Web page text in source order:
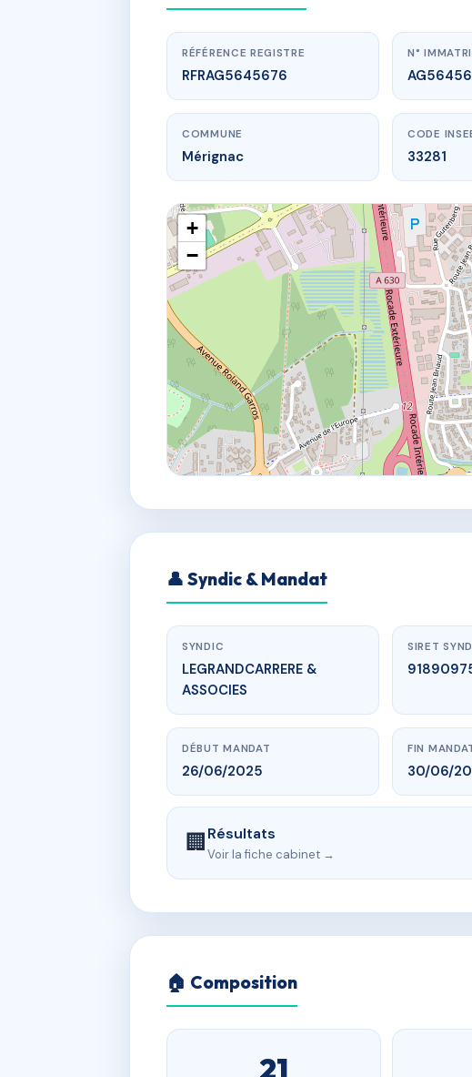
Les Villas
31 av de l'europe
RÉFÉRENCE REGISTRE
RFRAG5645676
N°
COMMUNE
Mérignac
CODE
33281
+
−
👤 Syndic & Mandat
SYNDIC
LEGRANDCARRERE &
ASSOCIES
SIRET
DÉBUT MANDAT
26/06/2025
FIN
30/06/
🏢Résultats
Voir la fiche cabinet →
🏠 Composition
21